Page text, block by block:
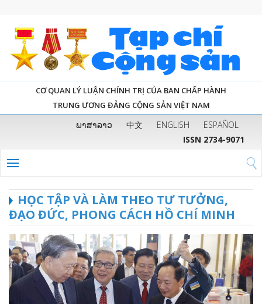
CƠ QUAN LÝ LUẬN CHÍNH TRỊ CỦA BAN CHẤP HÀNH
TRUNG ƯƠNG ĐẢNG CỘNG SẢN VIỆT NAM
ພາສາລາວ 中文 ENGLISH
ESPAÑOL
ISSN 2734-9071
HỌC TẬP VÀ LÀM THEO TƯ TƯỞNG,
ĐẠO ĐỨC, PHONG CÁCH HỒ CHÍ MINH